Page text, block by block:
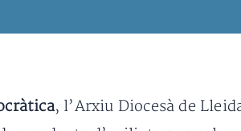
, l’Arxiu Diocesà de